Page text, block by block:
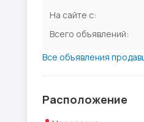
На сайте с:
Всего объявлений:
Все объявления
Расположение